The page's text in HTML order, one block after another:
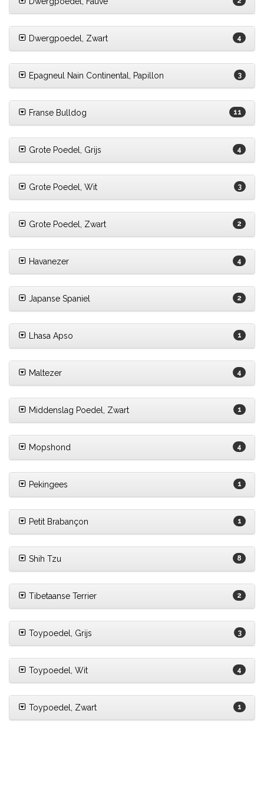
Dwergpoedel, Zwart 4
Epagneul Nain Continental, Papillon 3
Franse Bulldog 11
Grote Poedel, Grijs 4
Grote Poedel, Wit 3
Grote Poedel, Zwart 2
Havanezer 4
Japanse Spaniel 2
Lhasa Apso 1
Maltezer 4
Middenslag Poedel, Zwart 1
Mopshond 4
Pekingees 1
Petit Brabançon 1
Shih Tzu 8
Tibetaanse Terrier 2
Toypoedel, Grijs 3
Toypoedel, Wit 4
Toypoedel, Zwart 1